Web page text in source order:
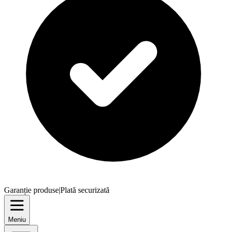
Garanție produse|Plată securizată
Meniu